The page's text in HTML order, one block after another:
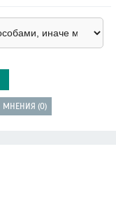
МНЕНИЯ (0)